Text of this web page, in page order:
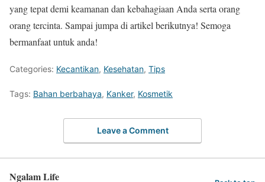
yang tepat demi keamanan dan kebahagiaan Anda serta orang
orang tercinta. Sampai jumpa di artikel berikutnya! Semoga
bermanfaat untuk anda!
Categories: Kecantikan, Kesehatan, Tips
Tags: Bahan berbahaya, Kanker, Kosmetik
Leave a Comment
Ngalam Life